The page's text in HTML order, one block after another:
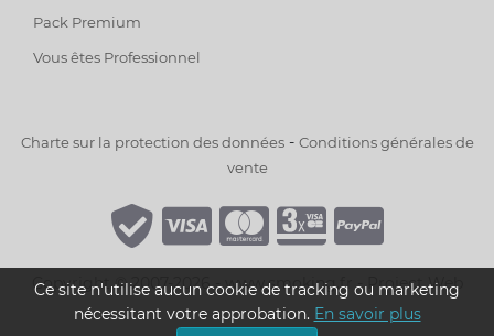
Pack Premium
Vous êtes Professionnel
Charte sur la protection des données- Conditions générales de
vente
Copyright © 2007-2026 - www.smoking.fr -Project Web
Ce site n'utilise aucun cookie de tracking ou marketing
nécessitant votre approbation. En savoir plus